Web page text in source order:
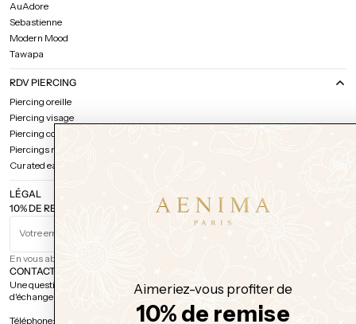
10% DE REMISE SUR VOTRE PREMIÈRE COMMANDE
Votre email
En vous abonnant, vous comprenez et acceptez notre
AuAdore
Sebastienne
Modern Mood
Tawapa
RDV PIERCING
Piercing oreille
Piercing visage
Piercing corps
Piercings multiples
Curated ear / Discussion projet
LÉGAL
CONTACT
Une question sur une commande, un bijou, un piercing, ou simplement envie
d'échanger ? Nous sommes là.
Téléphone: 01 42 78 14 22
Aimeriez-vous profiter de
10% de remise